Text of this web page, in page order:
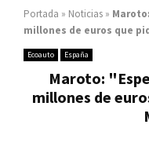
Portada » Noticias »
millones de euros que
Ecoauto España
Maroto:
millones de